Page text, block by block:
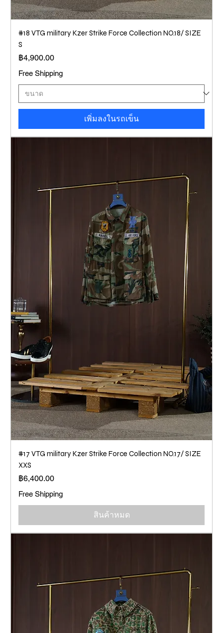
#18 VTG military Kzer Strike Force Collection NO.18/ SIZE
S
ราคา
฿4,900.00
Free Shipping
เพิ่มลงในรถเข็น
#17 VTG military Kzer Strike Force Collection NO.17/ SIZE
XXS
ราคา
฿6,400.00
Free Shipping
สินค้าหมด